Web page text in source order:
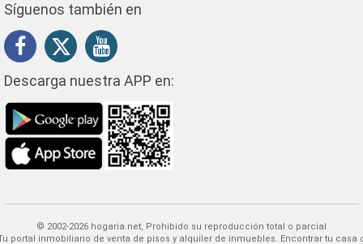
Síguenos también en
Descarga nuestra APP en:
© 2002-2026 hogaria.net, Prohibido su reproducción total o parcial
Encontrar tu casa o